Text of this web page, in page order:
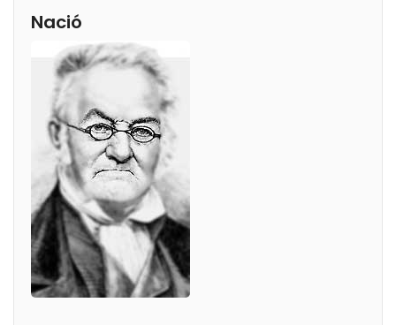
Nació